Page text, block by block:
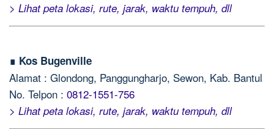
> Lihat peta lokasi, rute, jarak, waktu tempuh, dll
∎ Kos Bugenville
Alamat : Glondong, Panggungharjo, Sewon, Kab. Bantul
No. Telpon : 0812-1551-756
> Lihat peta lokasi, rute, jarak, waktu tempuh, dll